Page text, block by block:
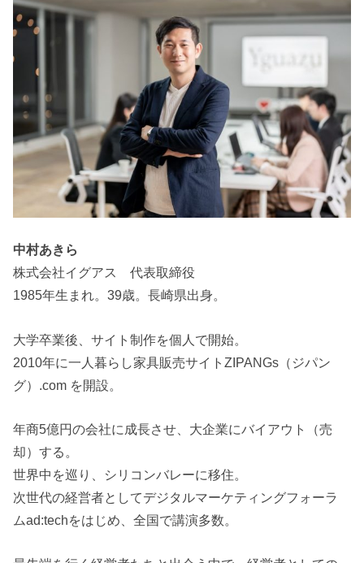
中村あきら
株式会社イグアス 代表取締役
1985年生まれ。39歳。長崎県出身。
大学卒業後、サイト制作を個人で開始。
2010年に一人暮らし家具販売サイトZIPANGs（ジパン
グ）.com を開設。
年商5億円の会社に成長させ、大企業にバイアウト（売
却）する。
世界中を巡り、シリコンバレーに移住。
次世代の経営者としてデジタルマーケティングフォーラ
ムad:techをはじめ、全国で講演多数。